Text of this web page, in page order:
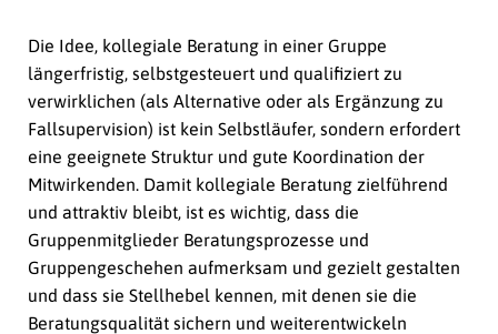
Die Idee, kollegiale Beratung in einer Gruppe
längerfristig, selbstgesteuert und qualifiziert zu
verwirklichen (als Alternative oder als Ergänzung zu
Fallsupervision) ist kein Selbstläufer, sondern erfordert
eine geeignete Struktur und gute Koordination der
Mitwirkenden. Damit kollegiale Beratung zielführend
und attraktiv bleibt, ist es wichtig, dass die
Gruppenmitglieder Beratungsprozesse und
Gruppengeschehen aufmerksam und gezielt gestalten
und dass sie Stellhebel kennen, mit denen sie die
Beratungsqualität sichern und weiterentwickeln